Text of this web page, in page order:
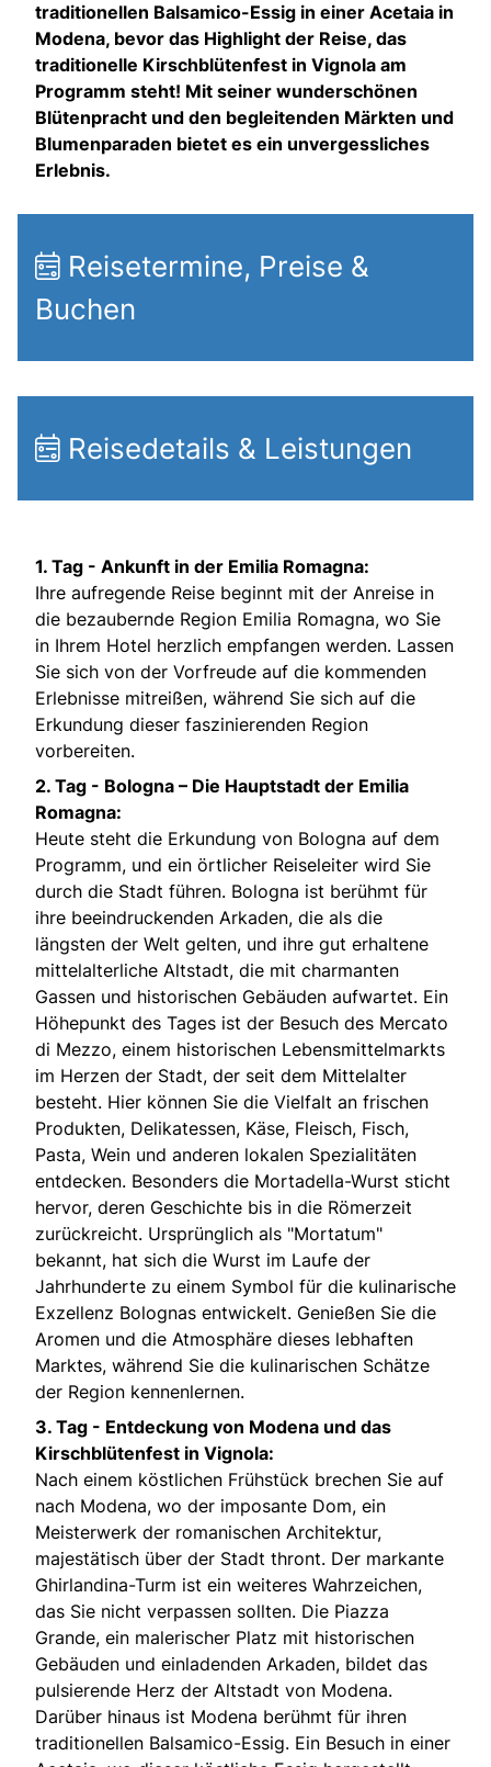
traditionellen Balsamico-Essig in einer Acetaia in
Modena, bevor das Highlight der Reise, das
traditionelle Kirschblütenfest in Vignola am
Programm steht! Mit seiner wunderschönen
Blütenpracht und den begleitenden Märkten und
Blumenparaden bietet es ein unvergessliches
Erlebnis.
Reisetermine, Preise &
Buchen
Reisedetails & Leistungen
1. Tag - Ankunft in der Emilia Romagna:
Ihre aufregende Reise beginnt mit der Anreise in
die bezaubernde Region Emilia Romagna, wo Sie
in Ihrem Hotel herzlich empfangen werden. Lassen
Sie sich von der Vorfreude auf die kommenden
Erlebnisse mitreißen, während Sie sich auf die
Erkundung dieser faszinierenden Region
vorbereiten.
2. Tag - Bologna – Die Hauptstadt der Emilia
Romagna:
Heute steht die Erkundung von Bologna auf dem
Programm, und ein örtlicher Reiseleiter wird Sie
durch die Stadt führen. Bologna ist berühmt für
ihre beeindruckenden Arkaden, die als die
längsten der Welt gelten, und ihre gut erhaltene
mittelalterliche Altstadt, die mit charmanten
Gassen und historischen Gebäuden aufwartet. Ein
Höhepunkt des Tages ist der Besuch des Mercato
di Mezzo, einem historischen Lebensmittelmarkts
im Herzen der Stadt, der seit dem Mittelalter
besteht. Hier können Sie die Vielfalt an frischen
Produkten, Delikatessen, Käse, Fleisch, Fisch,
Pasta, Wein und anderen lokalen Spezialitäten
entdecken. Besonders die Mortadella-Wurst sticht
hervor, deren Geschichte bis in die Römerzeit
zurückreicht. Ursprünglich als "Mortatum"
bekannt, hat sich die Wurst im Laufe der
Jahrhunderte zu einem Symbol für die kulinarische
Exzellenz Bolognas entwickelt. Genießen Sie die
Aromen und die Atmosphäre dieses lebhaften
Marktes, während Sie die kulinarischen Schätze
der Region kennenlernen.
3. Tag - Entdeckung von Modena und das
Kirschblütenfest in Vignola:
Nach einem köstlichen Frühstück brechen Sie auf
nach Modena, wo der imposante Dom, ein
Meisterwerk der romanischen Architektur,
majestätisch über der Stadt thront. Der markante
Ghirlandina-Turm ist ein weiteres Wahrzeichen,
das Sie nicht verpassen sollten. Die Piazza
Grande, ein malerischer Platz mit historischen
Gebäuden und einladenden Arkaden, bildet das
pulsierende Herz der Altstadt von Modena.
Darüber hinaus ist Modena berühmt für ihren
traditionellen Balsamico-Essig. Ein Besuch in einer